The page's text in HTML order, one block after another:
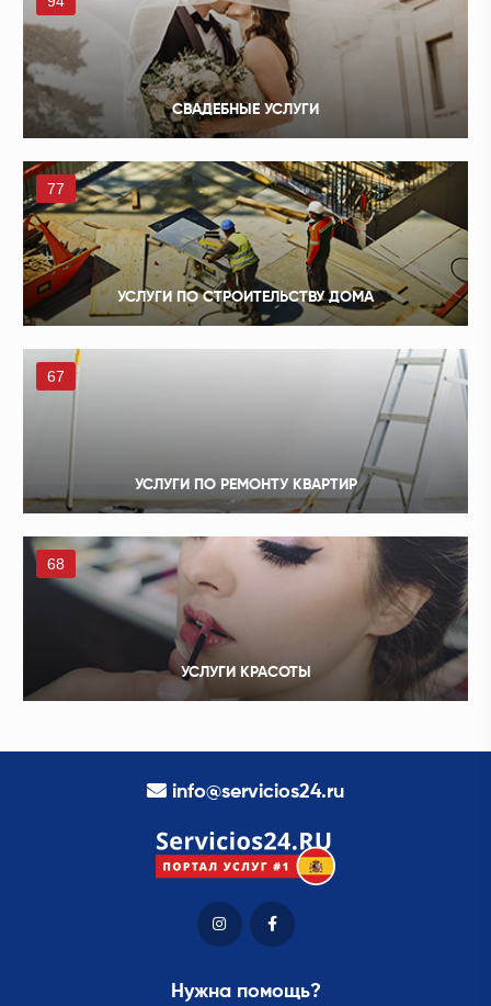
СВАДЕБНЫЕ УСЛУГИ
77
УСЛУГИ ПО СТРОИТЕЛЬСТВУ ДОМА
67
УСЛУГИ ПО РЕМОНТУ КВАРТИР
68
УСЛУГИ КРАСОТЫ
info@servicios24.ru
Нужна помощь?